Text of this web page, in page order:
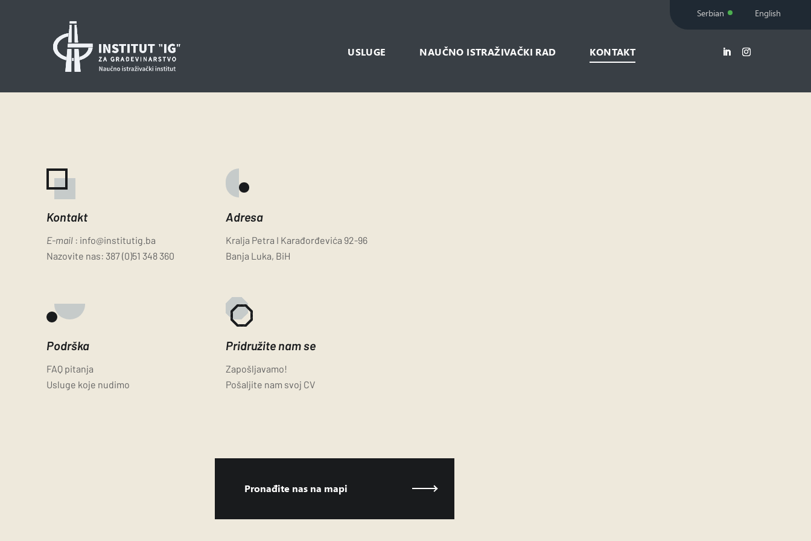
Serbian English
USLUGE NAUČNO ISTRAŽIVAČKI RAD KONTAKT
Kontakt
E-mail: info@institutig.ba
Nazovite nas: 387 (0)51 348 360
Adresa
Kralja Petra I Karađorđevića 92-96
Banja Luka, BiH
Podrška
FAQ pitanja
Usluge koje nudimo
Pridružite nam se
Zapošljavamo!
Pošaljite nam svoj CV
Pronađite nas na mapi